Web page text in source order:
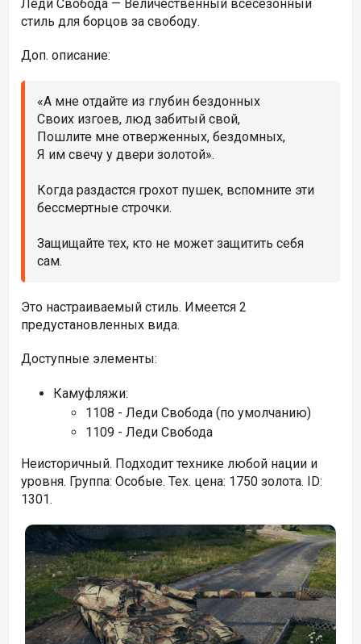
Леди Свобода — Величественный всесезонный
стиль для борцов за свободу.
Доп. описание:
«А мне отдайте из глубин бездонных
Своих изгоев, люд забитый свой,
Пошлите мне отверженных, бездомных,
Я им свечу у двери золотой».
Когда раздастся грохот пушек, вспомните эти
бессмертные строчки.
Защищайте тех, кто не может защитить себя
сам.
Это настраиваемый стиль. Имеется 2
предустановленных вида.
Доступные элементы:
Камуфляжи:
1108 - Леди Свобода (по умолчанию)
1109 - Леди Свобода
Неисторичный. Подходит технике любой нации и
уровня. Группа: Особые. Тех. цена: 1750 золота. ID:
1301.